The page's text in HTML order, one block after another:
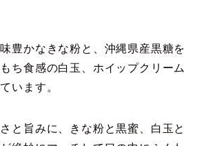
豊かなきな粉と、沖縄県産黒糖を
ち食感の白玉、ホイップクリーム
います。
と旨みに、きな粉と黒蜜、白玉と